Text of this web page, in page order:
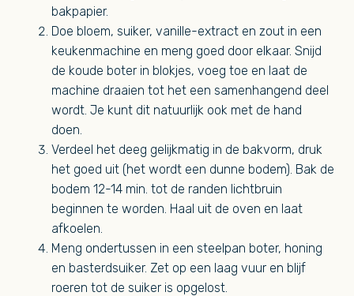
bakpapier.
Doe bloem, suiker, vanille-extract en zout in een
keukenmachine en meng goed door elkaar. Snijd
de koude boter in blokjes, voeg toe en laat de
machine draaien tot het een samenhangend deel
wordt. Je kunt dit natuurlijk ook met de hand
doen.
Verdeel het deeg gelijkmatig in de bakvorm, druk
het goed uit (het wordt een dunne bodem). Bak de
bodem 12-14 min. tot de randen lichtbruin
beginnen te worden. Haal uit de oven en laat
afkoelen.
Meng ondertussen in een steelpan boter, honing
en basterdsuiker. Zet op een laag vuur en blijf
roeren tot de suiker is opgelost.